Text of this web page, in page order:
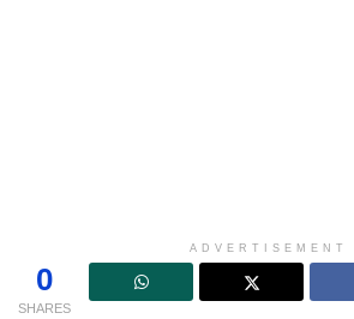
ADVERTISEMENT
0
SHARES